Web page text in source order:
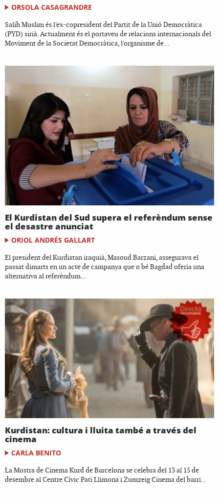
ORSOLA CASAGRANDRE
Salih Muslim és l'ex-copresident del Partit de la Unió Democràtica
(PYD) sirià. Actualment és el portaveu de relacions internacionals del
Moviment de la Societat Democràtica, l'organisme de...
El Kurdistan del Sud supera el referèndum sense
el desastre anunciat
ORIOL ANDRÉS GALLART
El president del Kurdistan iraquià, Masoud Barzani, assegurava el
passat dimarts en un acte de campanya que o bé Bagdad oferia una
alternativa al referèndum...
Kurdistan: cultura i lluita també a través del
cinema
CARLA BENITO
La Mostra de Cinema Kurd de Barcelona se celebra del 13 al 15 de
desembre al Centre Cívic Pati Llimona i Zumzeig Cinema del barri...